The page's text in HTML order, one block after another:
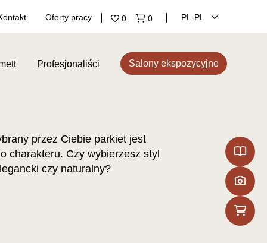
Oferty pracy 0 0 PL‑PL
Profesjonaliści Salony ekspozycyjne
przez Ciebie parkiet jest
charakteru. Czy wybierzesz styl
czy naturalny?